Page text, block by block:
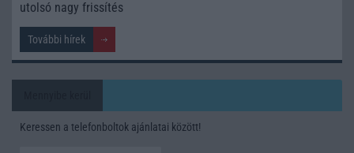
utolsó nagy frissítés
További hírek
Keressen a telefonboltok ajánlatai között!